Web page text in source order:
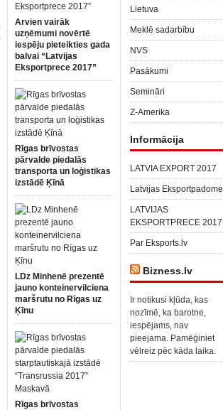
Arvien vairāk
uzņēmumi novērtē
iespēju pieteikties gada
balvai “Latvijas
Eksportprece 2017”
Rīgas brīvostas
pārvalde piedalās
transporta un loģistikas
izstādē Ķīnā
LDz Minhenē prezentē
jauno konteinervilciena
maršrutu no Rīgas uz
Ķīnu
Rīgas brīvostas
Lietuva
Meklē sadarbību
NVS
Pasākumi
Semināri
Z-Amerika
Informācija
LATVIA EXPORT 2017
Latvijas Eksportpadome
LATVIJAS
EKSPORTPRECE 2017
Par Eksports.lv
Bizness.lv
Ir notikusi kļūda, kas
nozīmē, ka barotne,
iespējams, nav
pieejama. Pamēģiniet
vēlreiz pēc kāda laika.